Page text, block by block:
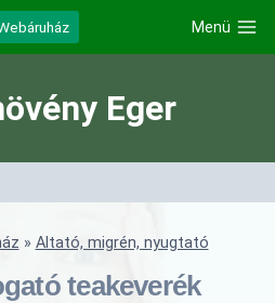
Menü
Eger
» Altató, migrén, nyugtató
teakeverék